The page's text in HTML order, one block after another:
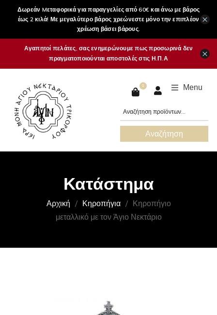
Δωρεάν Mεταφορικά για παραγγελίες από 60€ και άνω με βάρος
έως 2 κιλά! Με μεγαλύτερο βάρος χρεώνεστε μόνο την επιπλέον
χρέωση βάσει βάρους.
×
Αγαπητοί πελάτες, σας ενημερώνουμε πως προσωρινά δεν
πραγματοποιούνται αποστολές στις Η.Π.Α
×
0 Menu
Αναζήτηση
Κατάστημα
Αρχική Κηροπήγια
Κηροπήγιο
μεταλλικό με τον Άγιο Νεκτάριο